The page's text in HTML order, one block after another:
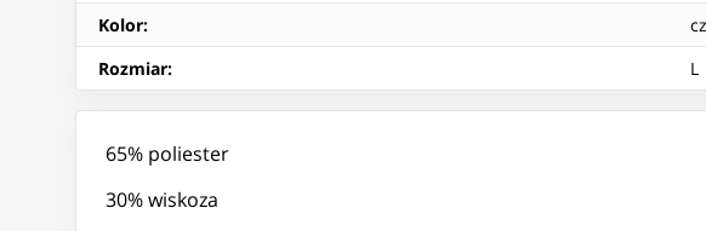
Kolor:
Rozmiar: L
65% poliester
30% wiskoza